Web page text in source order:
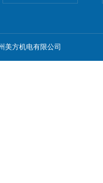
美方机电有限公司